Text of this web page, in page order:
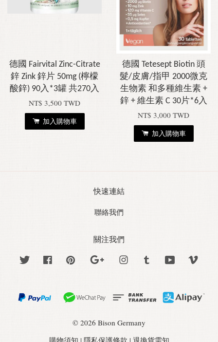
德國 Fairvital Zinc-Citrate
鋅 Zink 鋅片 50mg (檸檬
酸鋅) 90入*3罐 共270入
NT$ 3,500 TWD
加入購物車
德國 Tetesept Biotin 頭
髮/皮膚/指甲 2000微克
生物素 和多種維生素 +
鋅 + 維生素 C 30片*6入
NT$ 3,000 TWD
加入購物車
快速連結
聯絡我們
關注我們
Twitter Facebook Pinterest Google Instagram Tumblr YouTube
© 2026 Bison Germany